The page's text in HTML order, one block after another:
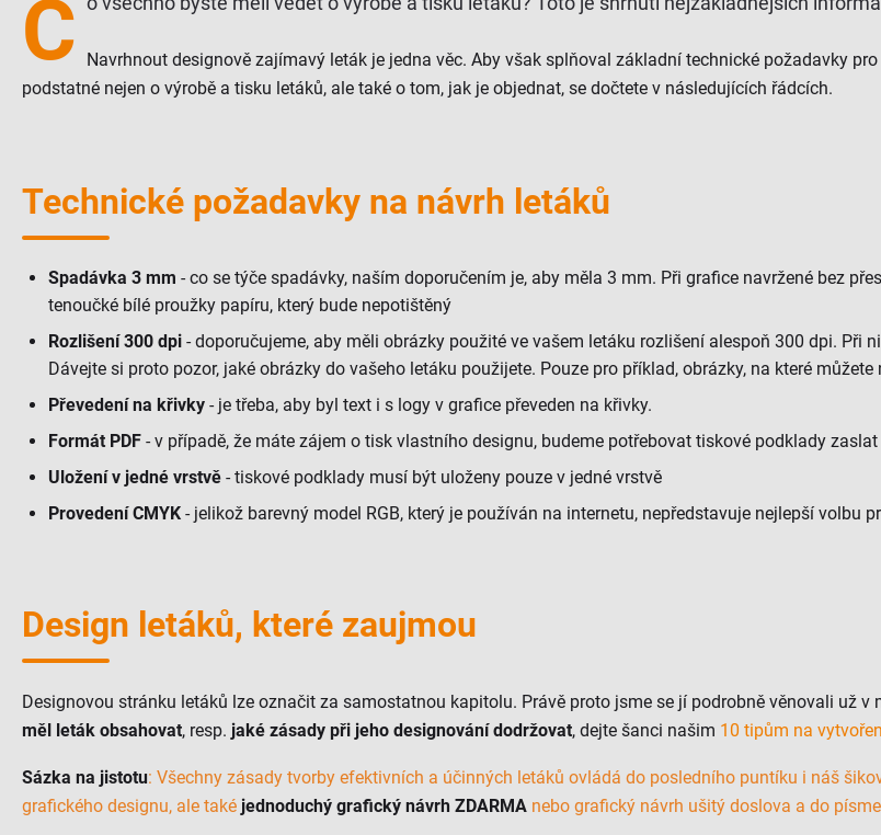
C
Navrhnout designově zajímavý leták je jedna věc. Aby však splňoval základní technické požadavky
podstatné nejen o výrobě a tisku letáků, ale také o tom, jak je objednat, se dočtete v následujících řádcích.
Technické požadavky na návrh letáků
Spadávka 3 mm - co se týče spadávky, naším doporučením je, aby měla 3 mm. Při grafice navržené bez
tenoučké bílé proužky papíru, který bude nepotištěný
Rozlišení 300 dpi - doporučujeme, aby měli obrázky použité ve vašem letáku rozlišení alespoň 300 dpi. Při
Dávejte si proto pozor, jaké obrázky do vašeho letáku použijete. Pouze pro příklad, obrázky, na které
Převedení na křivky - je třeba, aby byl text i s logy v grafice převeden na křivky.
Formát PDF - v případě, že máte zájem o tisk vlastního designu, budeme potřebovat tiskové podklady zaslat
Uložení v jedné vrstvě - tiskové podklady musí být uloženy pouze v jedné vrstvě
Provedení CMYK - jelikož barevný model RGB, který je používán na internetu, nepředstavuje nejlepší volbu
Design letáků, které zaujmou
Designovou stránku letáků lze označit za samostatnou kapitolu. Právě proto jsme se jí podrobně věnovali už v
měl leták obsahovat, resp. jaké zásady při jeho designování dodržovat, dejte šanci našim 10 tipům na
Sázka na jistotu: Všechny zásady tvorby efektivních a účinných letáků ovládá do posledního puntíku i náš
grafického designu, ale také jednoduchý grafický návrh ZDARMA nebo grafický návrh ušitý doslova a do